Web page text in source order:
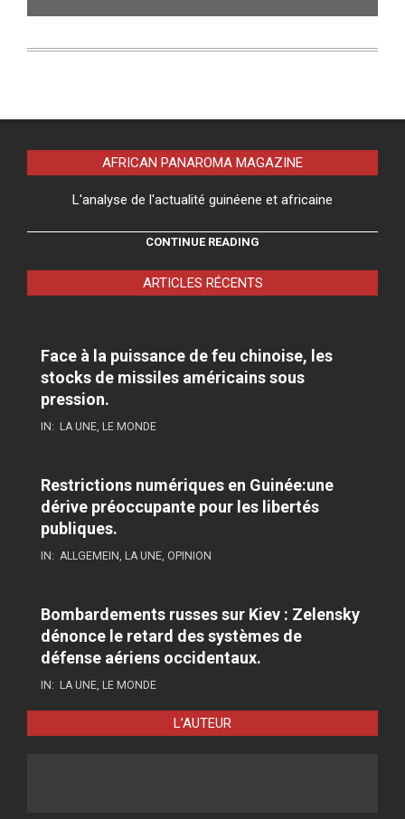
AFRICAN PANAROMA MAGAZINE
L'analyse de l'actualité guinéene et africaine
CONTINUE READING
ARTICLES RÉCENTS
Face à la puissance de feu chinoise, les
stocks de missiles américains sous
pression.
IN: LA UNE, LE MONDE
Restrictions numériques en Guinée:une
dérive préoccupante pour les libertés
publiques.
IN: ALLGEMEIN, LA UNE, OPINION
Bombardements russes sur Kiev : Zelensky
dénonce le retard des systèmes de
défense aériens occidentaux.
IN: LA UNE, LE MONDE
L’AUTEUR